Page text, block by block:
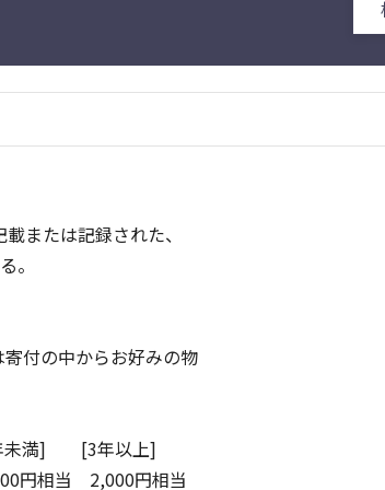
または記録された、
。
付の中からお好みの物
未満] [3年以上]
相当 2,000円相当